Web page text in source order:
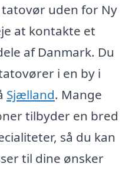
uden for Ny
at kontakte et
af Danmark. Du
i en by i
Sjælland. Mange
tilbyder en bred
så du kan
til dine ønsker